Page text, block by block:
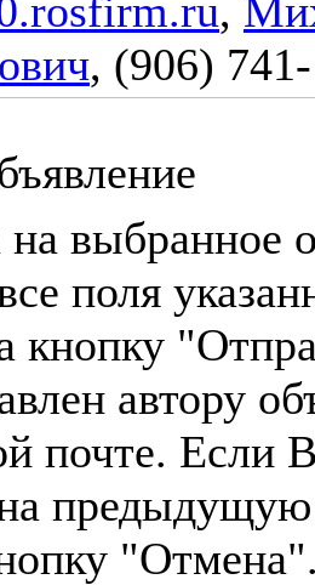
,
, (906)
на выбранное
поля
кнопку
автору
почте. Если